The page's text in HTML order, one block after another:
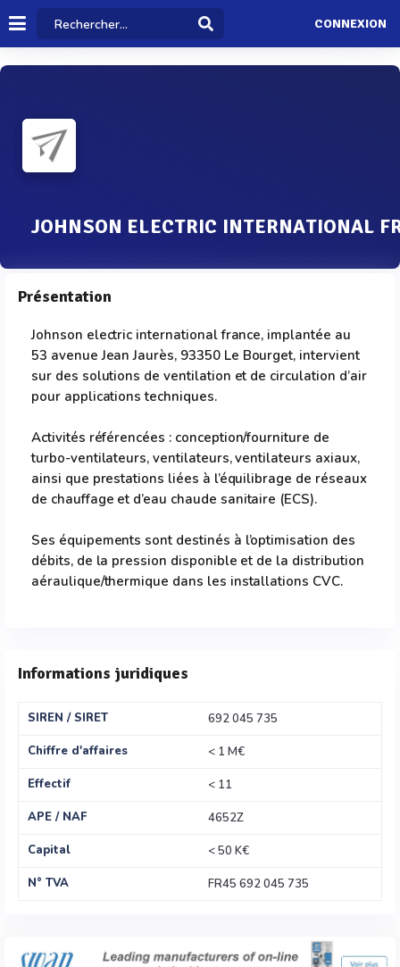
CONNEXION
JOHNSON ELECTRIC INTERNATIONAL
Présentation
Johnson electric international france, implantée au
53 avenue Jean Jaurès, 93350 Le Bourget, intervient
sur des solutions de ventilation et de circulation d’air
pour applications techniques.
Activités référencées : conception/fourniture de
turbo-ventilateurs, ventilateurs, ventilateurs axiaux,
ainsi que prestations liées à l’équilibrage de réseaux
de chauffage et d’eau chaude sanitaire (ECS).
Ses équipements sont destinés à l’optimisation des
débits, de la pression disponible et de la distribution
aéraulique/thermique dans les installations CVC.
Informations juridiques
SIREN / SIRET
692 045 735
Chiffre d'affaires
< 1 M€
Effectif
< 11
APE / NAF
4652Z
Capital
< 50 K€
N° TVA
FR45 692 045 735